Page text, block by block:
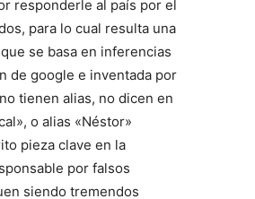
responderle al país por el
para lo cual resulta una
se basa en inferencias
de google e inventada por
tienen alias, no dicen en
o alias «Néstor»
pieza clave en la
por falsos
siendo tremendos